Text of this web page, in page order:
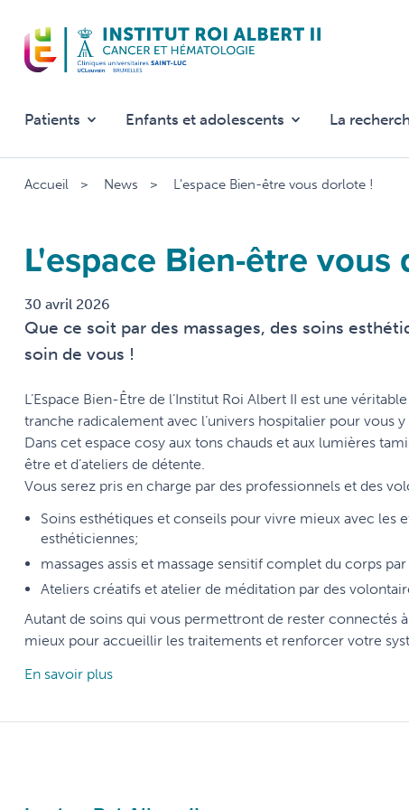
contenu
principal
Patients Enfants et adolescents La
Accueil News L'espace Bien-être vous dorlote !
L'espace Bien-être vous
30 avril 2026
Que ce soit par des massages, des soins
soin de vous !
L’Espace Bien-Être de l’Institut Roi Albert II est une
tranche radicalement avec l’univers hospitalier pour vous
Dans cet espace cosy aux tons chauds et aux lumières
être et d’ateliers de détente.
Vous serez pris en charge par des professionnels et des
Soins esthétiques et conseils pour vivre mieux avec les
esthéticiennes;
massages assis et massage sensitif complet du corps
Ateliers créatifs et atelier de méditation par des
Autant de soins qui vous permettront de rester connectés
mieux pour accueillir les traitements et renforcer votre
En savoir plus